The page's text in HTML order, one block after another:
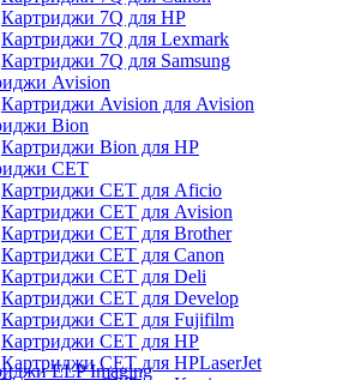
Картриджи 7Q для HP
Картриджи 7Q для Lexmark
Картриджи 7Q для Samsung
Avision
Картриджи Avision для Avision
Bion
Картриджи Bion для HP
CET
Картриджи CET для Aficio
Картриджи CET для Avision
Картриджи CET для Brother
Картриджи CET для Canon
Картриджи CET для Deli
Картриджи CET для Develop
Картриджи CET для Fujifilm
Картриджи CET для HP
Картриджи CET для HPLaserJet
ELP Imaging